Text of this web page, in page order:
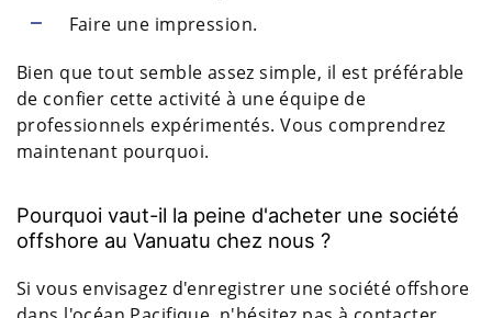
Faire une impression.
Bien que tout semble assez simple, il est préférable
de confier cette activité à une équipe de
professionnels expérimentés. Vous comprendrez
maintenant pourquoi.
Pourquoi vaut-il la peine d'acheter une société
offshore au Vanuatu chez nous ?
Si vous envisagez d'enregistrer une société offshore